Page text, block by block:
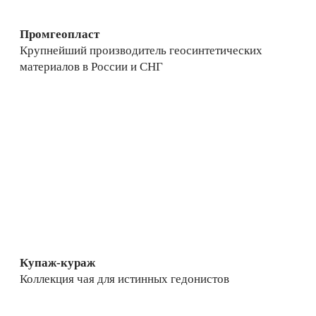
Промгеопласт
Крупнейший производитель геосинтетических
материалов в России и СНГ
Купаж-кураж
Коллекция чая для истинных гедонистов